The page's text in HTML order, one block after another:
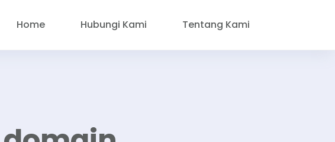
Home Hubungi Kami Tentang Kami